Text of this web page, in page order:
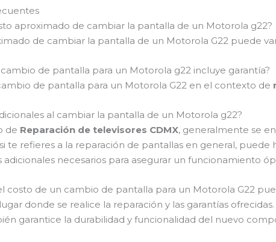
aproximado de cambiar la pantalla de un Motorola g22?
de cambiar la pantalla de un Motorola G22 puede
de pantalla para un Motorola g22 incluye garantía?
de pantalla para un Motorola G22 en el contexto de
al cambiar la pantalla de un Motorola g22?
de Reparación de televisores CDMX, generalmente se
te refieres a la reparación de pantallas en general, puede
necesarios para asegurar un funcionamiento
costo de un cambio de pantalla para un Motorola G22
donde se realice la reparación y las garantías
garantice la durabilidad y funcionalidad del nuevo